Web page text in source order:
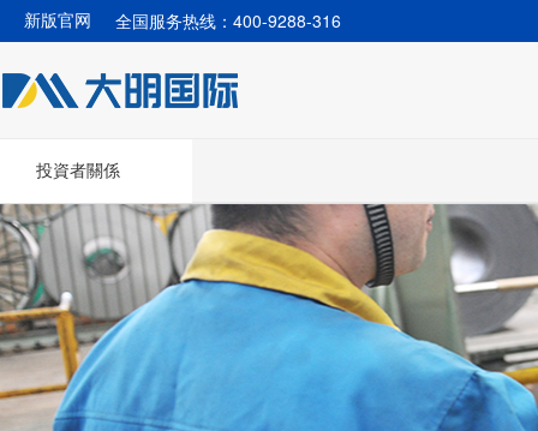
新版官网 全国服务热线：400-9288-316
投資者關係